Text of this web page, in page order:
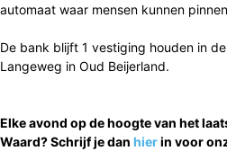
automaat waar mensen kunnen
De bank blijft 1 vestiging houden in
Langeweg in Oud Beijerland.
Elke avond op de hoogte van het
Waard? Schrijf je dan hierin voor